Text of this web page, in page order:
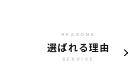
REASONS
選ばれる理由
SERVICE